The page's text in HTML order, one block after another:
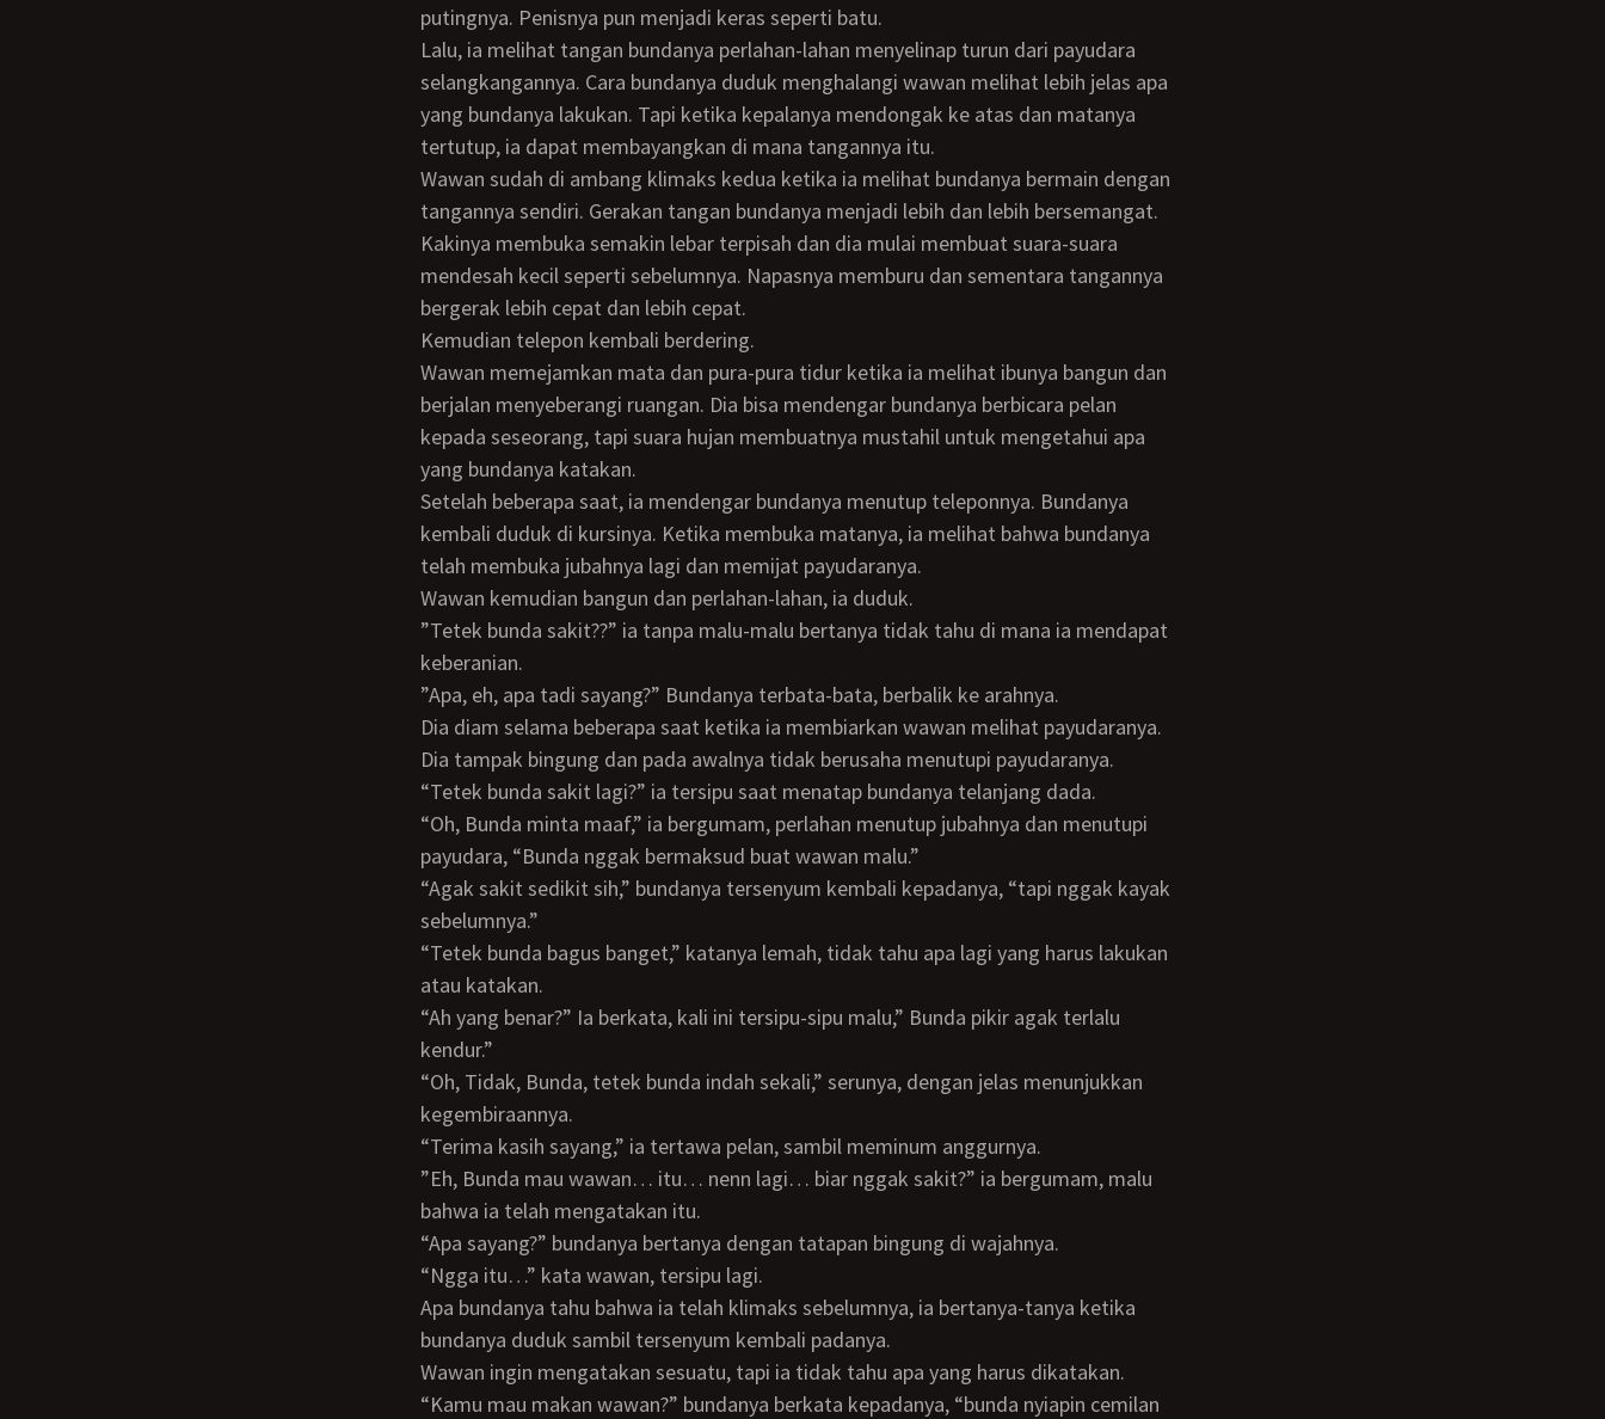
putingnya. Penisnya pun menjadi keras seperti batu.
Lalu, ia melihat tangan bundanya perlahan-lahan menyelinap turun dari payudara
selangkangannya. Cara bundanya duduk menghalangi wawan melihat lebih jelas apa
yang bundanya lakukan. Tapi ketika kepalanya mendongak ke atas dan matanya
tertutup, ia dapat membayangkan di mana tangannya itu.
Wawan sudah di ambang klimaks kedua ketika ia melihat bundanya bermain dengan
tangannya sendiri. Gerakan tangan bundanya menjadi lebih dan lebih bersemangat.
Kakinya membuka semakin lebar terpisah dan dia mulai membuat suara-suara
mendesah kecil seperti sebelumnya. Napasnya memburu dan sementara tangannya
bergerak lebih cepat dan lebih cepat.
Kemudian telepon kembali berdering.
Wawan memejamkan mata dan pura-pura tidur ketika ia melihat ibunya bangun dan
berjalan menyeberangi ruangan. Dia bisa mendengar bundanya berbicara pelan
kepada seseorang, tapi suara hujan membuatnya mustahil untuk mengetahui apa
yang bundanya katakan.
Setelah beberapa saat, ia mendengar bundanya menutup teleponnya. Bundanya
kembali duduk di kursinya. Ketika membuka matanya, ia melihat bahwa bundanya
telah membuka jubahnya lagi dan memijat payudaranya.
Wawan kemudian bangun dan perlahan-lahan, ia duduk.
”Tetek bunda sakit??” ia tanpa malu-malu bertanya tidak tahu di mana ia mendapat
keberanian.
”Apa, eh, apa tadi sayang?” Bundanya terbata-bata, berbalik ke arahnya.
Dia diam selama beberapa saat ketika ia membiarkan wawan melihat payudaranya.
Dia tampak bingung dan pada awalnya tidak berusaha menutupi payudaranya.
“Tetek bunda sakit lagi?” ia tersipu saat menatap bundanya telanjang dada.
“Oh, Bunda minta maaf,” ia bergumam, perlahan menutup jubahnya dan menutupi
payudara, “Bunda nggak bermaksud buat wawan malu.”
“Agak sakit sedikit sih,” bundanya tersenyum kembali kepadanya, “tapi nggak kayak
sebelumnya.”
“Tetek bunda bagus banget,” katanya lemah, tidak tahu apa lagi yang harus lakukan
atau katakan.
“Ah yang benar?” Ia berkata, kali ini tersipu-sipu malu,” Bunda pikir agak terlalu
kendur.”
“Oh, Tidak, Bunda, tetek bunda indah sekali,” serunya, dengan jelas menunjukkan
kegembiraannya.
“Terima kasih sayang,” ia tertawa pelan, sambil meminum anggurnya.
”Eh, Bunda mau wawan… itu… nenn lagi… biar nggak sakit?” ia bergumam, malu
bahwa ia telah mengatakan itu.
“Apa sayang?” bundanya bertanya dengan tatapan bingung di wajahnya.
“Ngga itu…” kata wawan, tersipu lagi.
Apa bundanya tahu bahwa ia telah klimaks sebelumnya, ia bertanya-tanya ketika
bundanya duduk sambil tersenyum kembali padanya.
Wawan ingin mengatakan sesuatu, tapi ia tidak tahu apa yang harus dikatakan.
“Kamu mau makan wawan?” bundanya berkata kepadanya, “bunda nyiapin cemilan